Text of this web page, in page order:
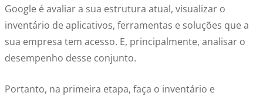
Google é avaliar a sua estrutura atual, visualizar o
inventário de aplicativos, ferramentas e soluções que a
sua empresa tem acesso. E, principalmente, analisar o
desempenho desse conjunto.
Portanto, na primeira etapa, faça o inventário e